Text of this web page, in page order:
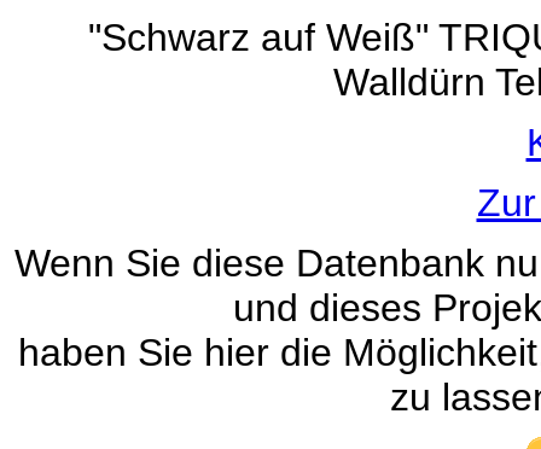
"Schwarz auf Weiß"
Walldürn
Wenn Sie diese Datenbank
und dieses
haben Sie hier die
zu